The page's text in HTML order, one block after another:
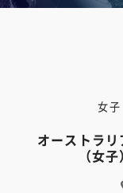
女
オーストラリ
（女子）